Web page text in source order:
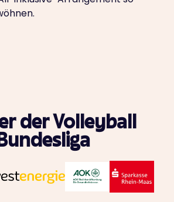
der Volleyball